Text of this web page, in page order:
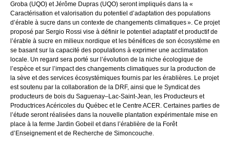
Groba (UQO) et Jérôme Dupras (UQO) seront impliqués dans la «
Caractérisation et valorisation du potentiel d’adaptation des populations
d’érable à sucre dans un contexte de changements climatiques ». Ce projet
proposé par Sergio Rossi vise à définir le potentiel adaptatif et productif de
l’érable à sucre en milieux nordique et les bénéfices de son écosystème en
se basant sur la capacité des populations à exprimer une acclimatation
locale. Un regard sera porté sur l’évolution de la niche écologique de
l’espèce et sur l’impact des changements climatiques sur la production de
la sève et des services écosystémiques fournis par les érablières. Le projet
est soutenu par la collaboration de la DRF, ainsi que le Syndicat des
producteurs de bois du Saguenay–Lac-Saint-Jean, les Producteurs et
Productrices Acéricoles du Québec et le Centre ACER. Certaines parties de
l’étude seront réalisées dans la nouvelle plantation expérimentale mise en
place à la ferme Jardin Gobeil et dans l’érablière de la Forêt
d’Enseignement et de Recherche de Simoncouche.